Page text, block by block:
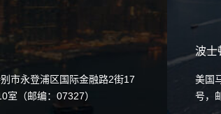
市永登浦区国际金融路2街17
室（邮编：07327）
波士
美国
号，